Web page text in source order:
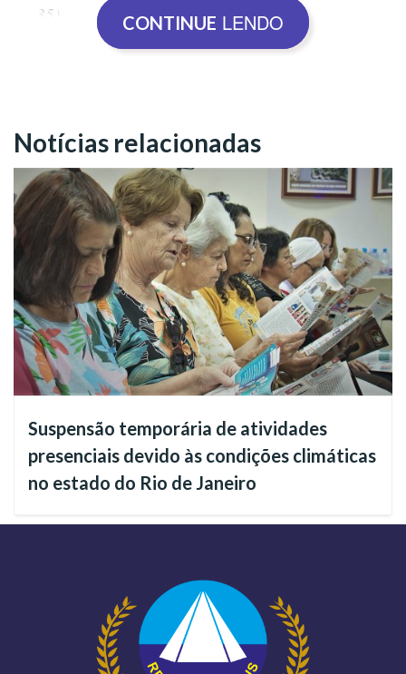
35).
Foi nesta data, portanto há 54 anos, que o saudoso Irmão
Majestade de Jesus. Na oportunidade, o Proclamador da
Religião Divina, assim expressou:
“A Divina Majestade do Cristo
“Jesus é o Fundador e Supremo Governante da
Terra. O maior Cientista, o maior Filósofo, o
maior Religioso, o maior Político, o maior
Gênio Criador de todos os tempos deste
Deus”
(Trecho registrado no livro das Sagradas Diretrizes Espirituais
da Religião de Deus, do Cristo e do Espírito Santo, volume 1,
página 121, de Paiva Netto).Clique aqui para ter o seu
CONTINUE LENDO
Notícias relacionadas
Suspensão temporária de atividades
presenciais devido às condições climáticas
no estado do Rio de Janeiro